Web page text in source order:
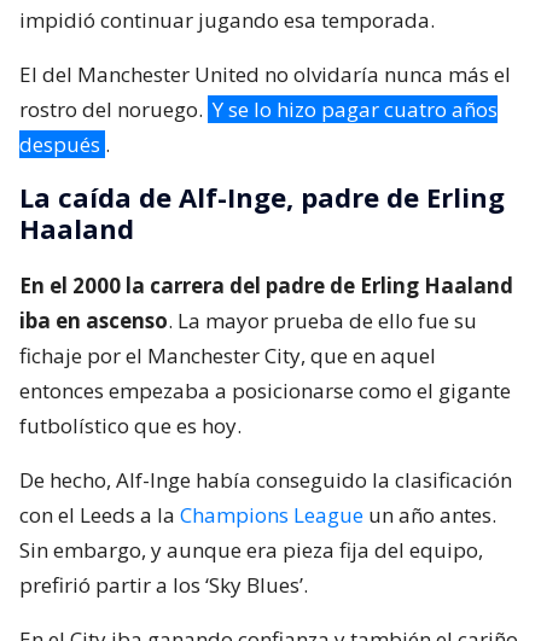
impidió continuar jugando esa temporada.
El del Manchester United no olvidaría nunca más el
rostro del noruego. Y se lo hizo pagar cuatro años
después .
La caída de Alf-Inge, padre de Erling
Haaland
En el 2000 la carrera del padre de Erling Haaland
iba en ascenso. La mayor prueba de ello fue su
fichaje por el Manchester City, que en aquel
entonces empezaba a posicionarse como el gigante
futbolístico que es hoy.
De hecho, Alf-Inge había conseguido la clasificación
con el Leeds a la Champions League un año antes.
Sin embargo, y aunque era pieza fija del equipo,
prefirió partir a los ‘Sky Blues’.